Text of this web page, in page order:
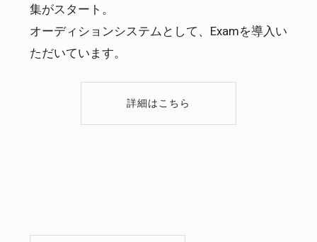
集がスタート。
オーディションシステムとして、Examを導入い
ただいています。
詳細はこちら